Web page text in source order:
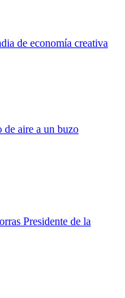
de economía creativa
de aire a un buzo
Presidente de la